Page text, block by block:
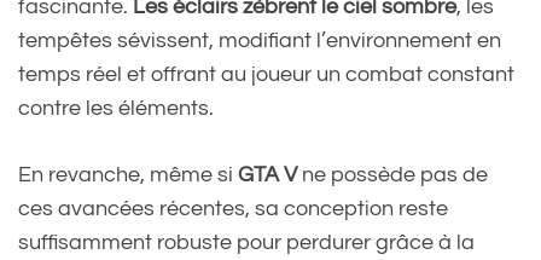
fascinante. Les éclairs zèbrent le ciel sombre, les
tempêtes sévissent, modifiant l’environnement en
temps réel et offrant au joueur un combat constant
contre les éléments.
En revanche, même si GTA Vne possède pas de
ces avancées récentes, sa conception reste
suffisamment robuste pour perdurer grâce à la